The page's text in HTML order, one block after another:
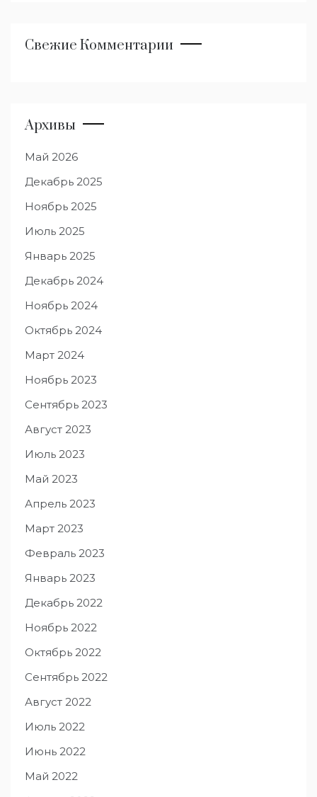
Свежие Комментарии
Архивы
Май 2026
Декабрь 2025
Ноябрь 2025
Июль 2025
Январь 2025
Декабрь 2024
Ноябрь 2024
Октябрь 2024
Март 2024
Ноябрь 2023
Сентябрь 2023
Август 2023
Июль 2023
Май 2023
Апрель 2023
Март 2023
Февраль 2023
Январь 2023
Декабрь 2022
Ноябрь 2022
Октябрь 2022
Сентябрь 2022
Август 2022
Июль 2022
Июнь 2022
Май 2022